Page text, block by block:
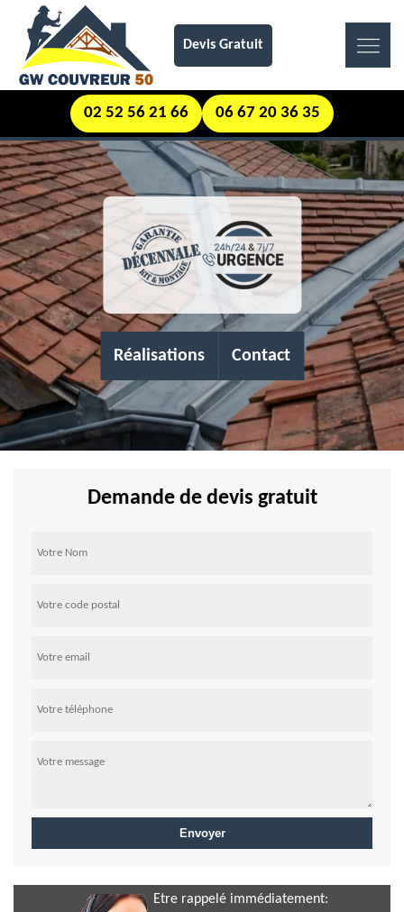
Devis Gratuit
02 52 56 21 66 06 67 20 36 35
Réalisations Contact
Demande de devis gratuit
Etre rappelé immédiatement: